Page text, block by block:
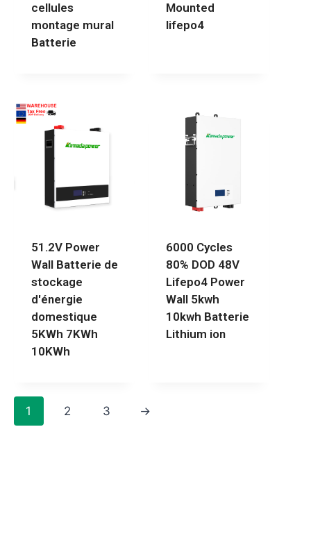
cellules
montage mural
Batterie
Mounted
lifepo4
51.2V Power
Wall Batterie de
stockage
d'énergie
domestique
5KWh 7KWh
10KWh
6000 Cycles
80% DOD 48V
Lifepo4 Power
Wall 5kwh
10kwh Batterie
Lithium ion
1 2 3 →